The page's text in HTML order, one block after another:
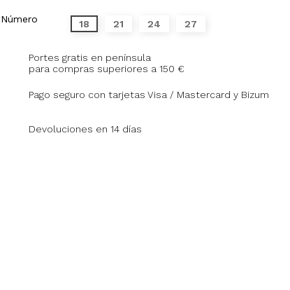
Número 18 21 24 27
Portes gratis en península
para compras superiores a 150 €
Pago seguro con tarjetas Visa / Mastercard y Bizum
Devoluciones en 14 días